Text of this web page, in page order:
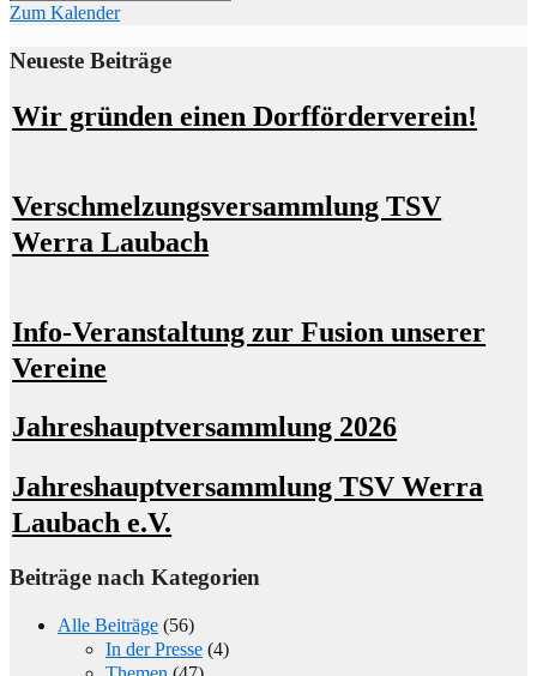
nach:
Zum Kalender
Neueste Beiträge
Wir gründen einen Dorfförderverein!
Verschmelzungsversammlung TSV
Werra Laubach
Info-Veranstaltung zur Fusion unserer
Vereine
Jahreshauptversammlung 2026
Jahreshauptversammlung TSV Werra
Laubach e.V.
Beiträge nach Kategorien
Alle Beiträge (56)
In der Presse (4)